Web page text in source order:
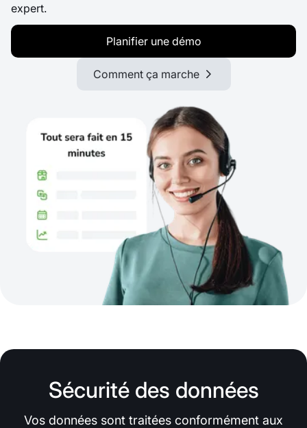
expert.
Planifier une démo
Comment ça marche
Sécurité des données
Vos données sont traitées conformément aux